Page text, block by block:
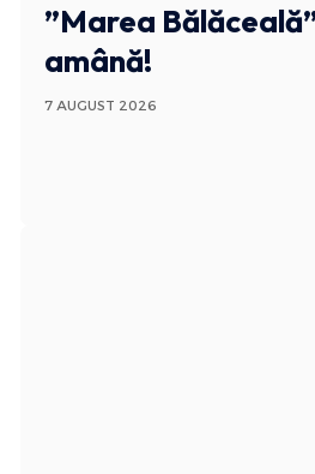
”Marea
amână!
7 AUGUST 2026